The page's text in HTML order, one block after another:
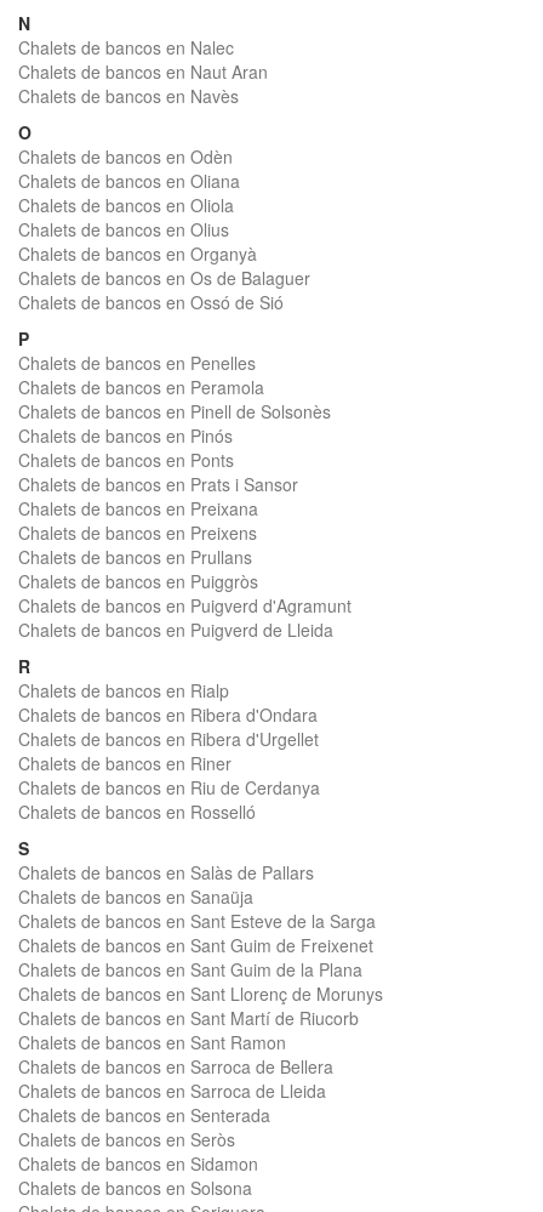
N
Chalets de bancos en Nalec
Chalets de bancos en Naut Aran
Chalets de bancos en Navès
O
Chalets de bancos en Odèn
Chalets de bancos en Oliana
Chalets de bancos en Oliola
Chalets de bancos en Olius
Chalets de bancos en Organyà
Chalets de bancos en Os de Balaguer
Chalets de bancos en Ossó de Sió
P
Chalets de bancos en Penelles
Chalets de bancos en Peramola
Chalets de bancos en Pinell de Solsonès
Chalets de bancos en Pinós
Chalets de bancos en Ponts
Chalets de bancos en Prats i Sansor
Chalets de bancos en Preixana
Chalets de bancos en Preixens
Chalets de bancos en Prullans
Chalets de bancos en Puiggròs
Chalets de bancos en Puigverd d'Agramunt
Chalets de bancos en Puigverd de Lleida
R
Chalets de bancos en Rialp
Chalets de bancos en Ribera d'Ondara
Chalets de bancos en Ribera d'Urgellet
Chalets de bancos en Riner
Chalets de bancos en Riu de Cerdanya
Chalets de bancos en Rosselló
S
Chalets de bancos en Salàs de Pallars
Chalets de bancos en Sanaüja
Chalets de bancos en Sant Esteve de la Sarga
Chalets de bancos en Sant Guim de Freixenet
Chalets de bancos en Sant Guim de la Plana
Chalets de bancos en Sant Llorenç de Morunys
Chalets de bancos en Sant Martí de Riucorb
Chalets de bancos en Sant Ramon
Chalets de bancos en Sarroca de Bellera
Chalets de bancos en Sarroca de Lleida
Chalets de bancos en Senterada
Chalets de bancos en Seròs
Chalets de bancos en Sidamon
Chalets de bancos en Solsona